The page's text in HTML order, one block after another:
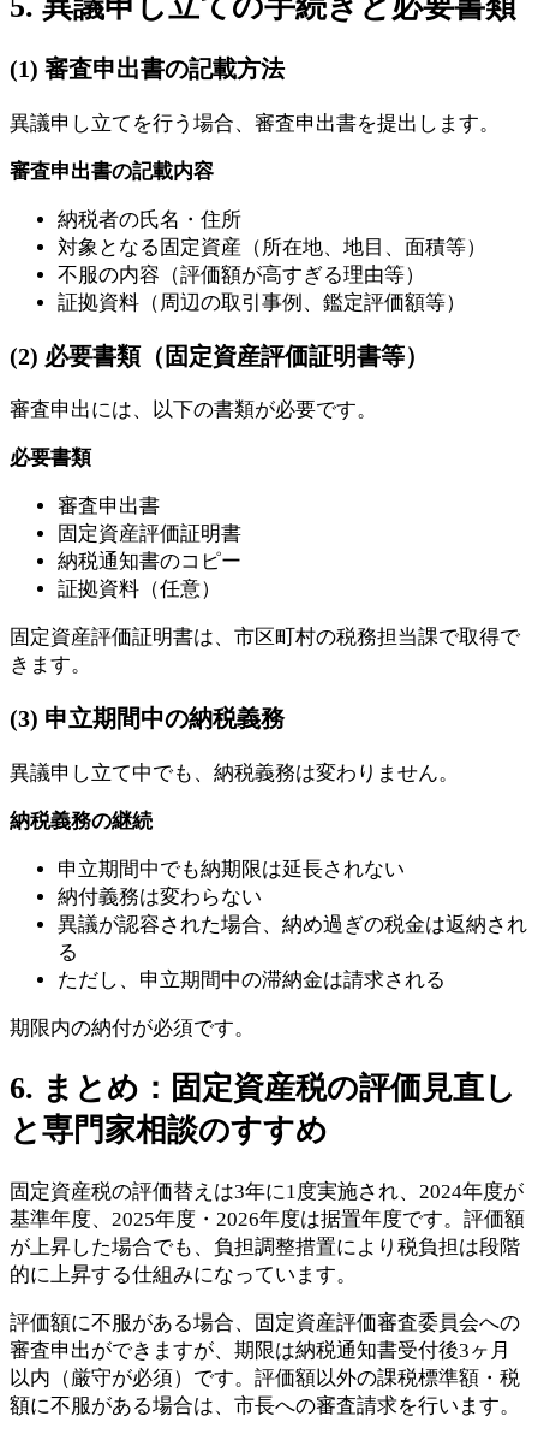
(1) 審査申出書の記載方法
異議申し立てを行う場合、審査申出書を提出します。
審査申出書の記載内容
納税者の氏名・住所
対象となる固定資産（所在地、地目、面積等）
不服の内容（評価額が高すぎる理由等）
証拠資料（周辺の取引事例、鑑定評価額等）
(2) 必要書類（固定資産評価証明書等）
審査申出には、以下の書類が必要です。
必要書類
審査申出書
固定資産評価証明書
納税通知書のコピー
証拠資料（任意）
固定資産評価証明書は、市区町村の税務担当課で取得で
きます。
(3) 申立期間中の納税義務
異議申し立て中でも、納税義務は変わりません。
納税義務の継続
申立期間中でも納期限は延長されない
納付義務は変わらない
異議が認容された場合、納め過ぎの税金は返納され
る
ただし、申立期間中の滞納金は請求される
期限内の納付が必須です。
6. まとめ：固定資産税の評価見直し
と専門家相談のすすめ
固定資産税の評価替えは3年に1度実施され、2024年度が
基準年度、2025年度・2026年度は据置年度です。評価額
が上昇した場合でも、負担調整措置により税負担は段階
的に上昇する仕組みになっています。
評価額に不服がある場合、固定資産評価審査委員会への
審査申出ができますが、期限は納税通知書受付後3ヶ月
以内（厳守が必須）です。評価額以外の課税標準額・税
額に不服がある場合は、市長への審査請求を行います。